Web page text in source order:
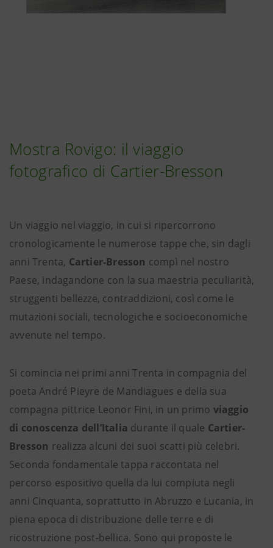
Mostra Rovigo: il viaggio
fotografico di Cartier-Bresson
Un viaggio nel viaggio, in cui si ripercorrono
cronologicamente le numerose tappe che, sin dagli
anni Trenta, Cartier-Bresson compì nel nostro
Paese, indagandone con la sua maestria peculiarità,
struggenti bellezze, contraddizioni, così come le
mutazioni sociali, tecnologiche e socioeconomiche
avvenute nel tempo.
Si comincia nei primi anni Trenta in compagnia del
poeta André Pieyre de Mandiagues e della sua
compagna pittrice Leonor Fini, in un primo viaggio
di conoscenza dell’Italia durante il quale Cartier-
Bresson realizza alcuni dei suoi scatti più celebri.
Seconda fondamentale tappa raccontata nel
percorso espositivo quella da lui compiuta negli
anni Cinquanta, soprattutto in Abruzzo e Lucania, in
piena epoca di distribuzione delle terre e di
ricostruzione post-bellica. Sono qui proposte le